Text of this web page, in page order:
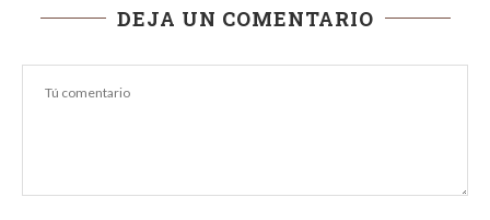
DEJA UN COMENTARIO